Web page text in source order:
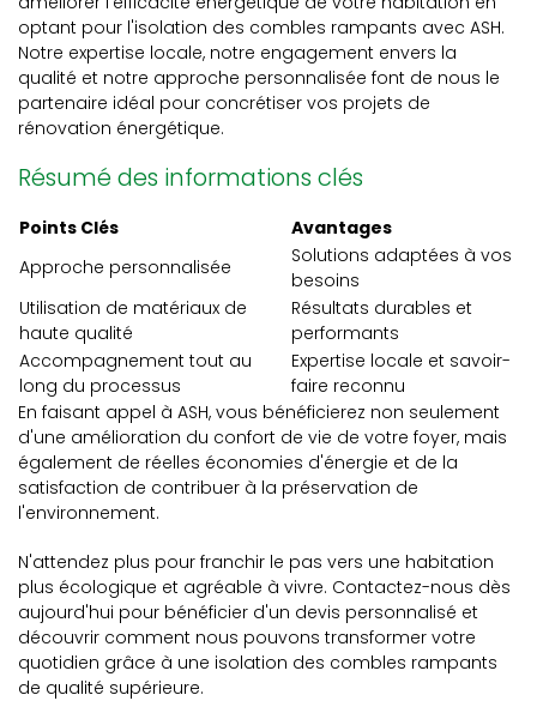
optant pour l'isolation des combles rampants avec ASH.
Notre expertise locale, notre engagement envers la
qualité et notre approche personnalisée font de nous le
partenaire idéal pour concrétiser vos projets de
rénovation énergétique.
Résumé des informations clés
Points Clés
Avantages
Approche personnalisée
Solutions adaptées à vos
besoins
Utilisation de matériaux de
haute qualité
Résultats durables et
performants
Accompagnement tout au
long du processus
Expertise locale et savoir-
faire reconnu
En faisant appel à ASH, vous bénéficierez non seulement
d'une amélioration du confort de vie de votre foyer, mais
également de réelles économies d'énergie et de la
satisfaction de contribuer à la préservation de
l'environnement.
N'attendez plus pour franchir le pas vers une habitation
plus écologique et agréable à vivre. Contactez-nous dès
aujourd'hui pour bénéficier d'un devis personnalisé et
découvrir comment nous pouvons transformer votre
quotidien grâce à une isolation des combles rampants
de qualité supérieure.